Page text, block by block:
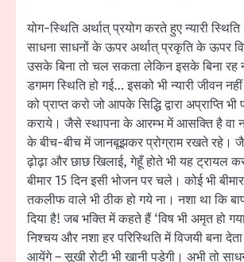
योग-स्थिति अर्थात् प्रयोग करते हुए न्यारी
साधना साधनों के ऊपर अर्थात् प्रकृति के ऊपर
उसके बिना तो चल सकता लेकिन इसके बिना रह
डगमग स्थिति हो गई… इसको भी न्यारी जीवन
को प्राप्त करो जो आपके सिद्धि द्वारा अप्राप्ति
कराये। जैसे स्थापना के आरम्भ में आसक्ति है वा
के बीच-बीच में जानबूझकर प्रोग्राम रखते रहे।
ढ़ोढ़ा और छाछ खिलाई, गेहूँ होते भी यह ट्रायल
बीमार 15 दिन इसी भोजन पर चले। कोई भी
तकलीफ वाले भी ठीक हो गये ना। नशा था कि
दिया है! जब भक्ति में कहते हैं ‘विष भी अमृत हो
निश्चय और नशा हर परिस्थिति में विजयी बना
आयेंगे – सूखी रोटी भी खानी पड़ेगी। अभी तो